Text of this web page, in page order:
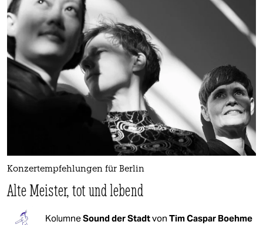
Konzertempfehlungen für Berlin
Alte Meister, tot und lebend
KolumneSound der Stadtvon Tim Caspar Boehme